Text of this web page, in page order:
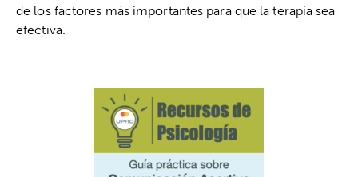
de los factores más importantes para que la terapia sea
efectiva.